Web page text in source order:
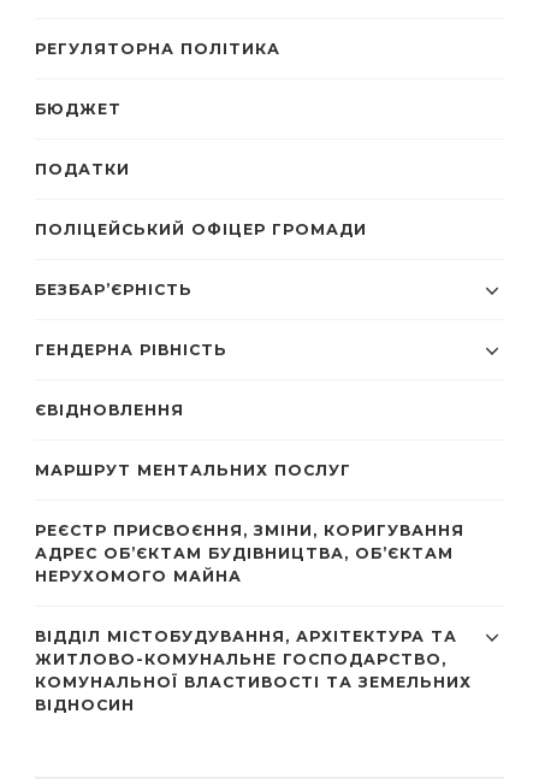
РЕГУЛЯТОРНА ПОЛІТИКА
БЮДЖЕТ
ПОДАТКИ
ПОЛІЦЕЙСЬКИЙ ОФІЦЕР ГРОМАДИ
БЕЗБАР’ЄРНІСТЬ
ГЕНДЕРНА РІВНІСТЬ
ЄВІДНОВЛЕННЯ
МАРШРУТ МЕНТАЛЬНИХ ПОСЛУГ
РЕЄСТР ПРИСВОЄННЯ, ЗМІНИ, КОРИГУВАННЯ
АДРЕС ОБ’ЄКТАМ БУДІВНИЦТВА, ОБ’ЄКТАМ
НЕРУХОМОГО МАЙНА
ВІДДІЛ МІСТОБУДУВАННЯ, АРХІТЕКТУРА ТА
ЖИТЛОВО-КОМУНАЛЬНЕ ГОСПОДАРСТВО,
КОМУНАЛЬНОЇ ВЛАСТИВОСТІ ТА ЗЕМЕЛЬНИХ
ВІДНОСИН